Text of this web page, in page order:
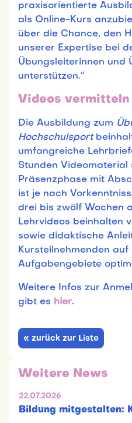
praxisorientierte
als Online-Kurs
über die Chance, den
unserer Expertise bei
Übungsleiterinnen und
unterstützen.“
Videos
Die Ausbildung zum
Hochschulsport
umfangreiche
Stunden
Präsenzphase mit
ist je nach
drei bis zwölf Wochen
Lehrvideos beinhalten
sowie didaktische
Kursteilnehmenden auf
Aufgabengebiete
Weitere Infos zur
gibt es hier.
« zurück zur Liste
Weitere News
22.07.2026
Bildung mitgestalten: